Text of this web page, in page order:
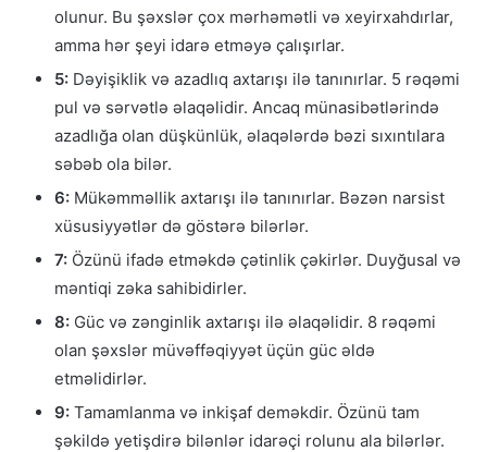
olunur. Bu şəxslər çox mərhəmətli və xeyirxahdırlar,
amma hər şeyi idarə etməyə çalışırlar.
5: Dəyişiklik və azadlıq axtarışı ilə tanınırlar. 5 rəqəmi
pul və sərvətlə əlaqəlidir. Ancaq münasibətlərində
azadlığa olan düşkünlük, əlaqələrdə bəzi sıxıntılara
səbəb ola bilər.
6: Mükəmməllik axtarışı ilə tanınırlar. Bəzən narsist
xüsusiyyətlər də göstərə bilərlər.
7: Özünü ifadə etməkdə çətinlik çəkirlər. Duyğusal və
məntiqi zəka sahibidirler.
8: Güc və zənginlik axtarışı ilə əlaqəlidir. 8 rəqəmi
olan şəxslər müvəffəqiyyət üçün güc əldə
etməlidirlər.
9: Tamamlanma və inkişaf deməkdir. Özünü tam
şəkildə yetişdirə bilənlər idarəçi rolunu ala bilərlər.